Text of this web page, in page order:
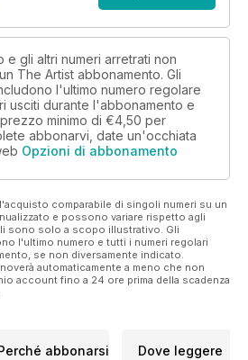
e gli altri numeri arretrati non
The Artist abbonamento. Gli
l'ultimo numero regolare
usciti durante l'abbonamento e
minimo di €4,50 per
abbonarvi, date un'occhiata
Opzioni di abbonamento
comparabile di singoli numeri su un
e possono variare rispetto agli
sono solo a scopo illustrativo. Gli
l'ultimo numero e tutti i numeri regolari
se non diversamente indicato.
automaticamente a meno che non
account fino a 24 ore prima della scadenza
Perché abbonarsi Dove leggere